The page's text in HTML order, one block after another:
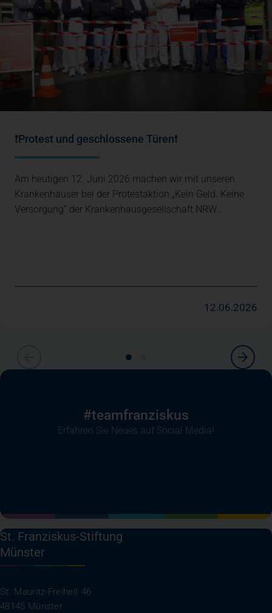
❗Protest und geschlossene Türen❗
Am heutigen 12. Juni 2026 machen wir mit unseren
Krankenhäuser bei der Protestaktion „Kein Geld. Keine
Versorgung“ der Krankenhausgesellschaft NRW…
12.06.2026
#teamfranziskus
Erfahren Sie Neues auf Social Media!
St. Franziskus-Stiftung
Münster
St. Mauritz-Freiheit 46
48145 Münster